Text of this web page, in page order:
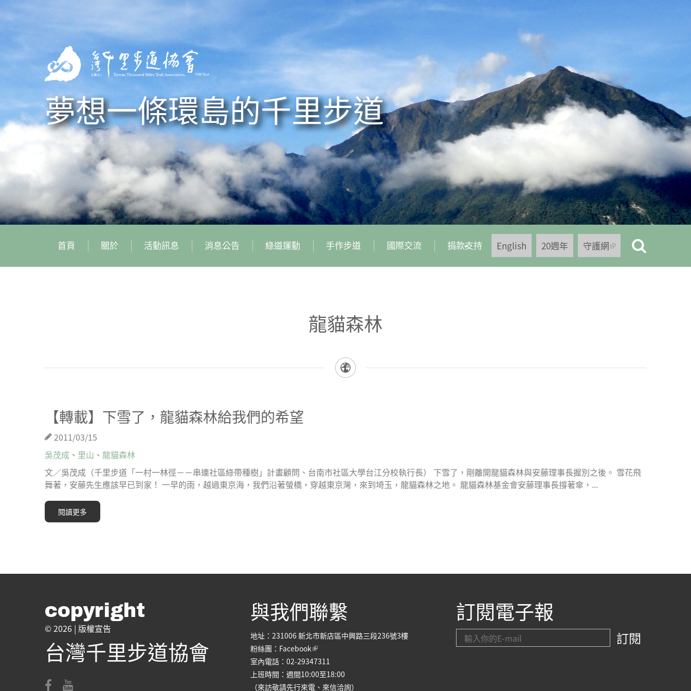
夢想一條環島的千里步道
首頁 關於 活動訊息 消息公告 綠道運動 手作步道 國際交流 捐款支持 English 20週年 守護網(link is
external)
龍貓森林
【轉載】下雪了，龍貓森林給我們的希望
2011/03/15
吳茂成 、 里山 、 龍貓森林
文／吳茂成（千里步道「一村一林徑－－串連社區綠帶種樹」計畫顧問、台南市社區大學台江分校執行長） 下雪了，剛離開龍貓森林與安藤理事長握別之後。 雪花飛
舞著，安藤先生應該早已到家！ 一早的雨，越過東京海，我們沿著螢橋，穿越東京灣，來到埼玉，龍貓森林之地。 龍貓森林基金會安藤理事長撐著傘，...
閱讀更多
copyright
© 2026 | 版權宣告
台灣千里步道協會
與我們聯繫
地址：231006 新北市新店區中興路三段236號3樓
粉絲團： Facebook(link is external)
室內電話：02-29347311
上班時間：週間10:00至18:00
（來訪敬請先行來電、來信洽詢）
訂閱電子報